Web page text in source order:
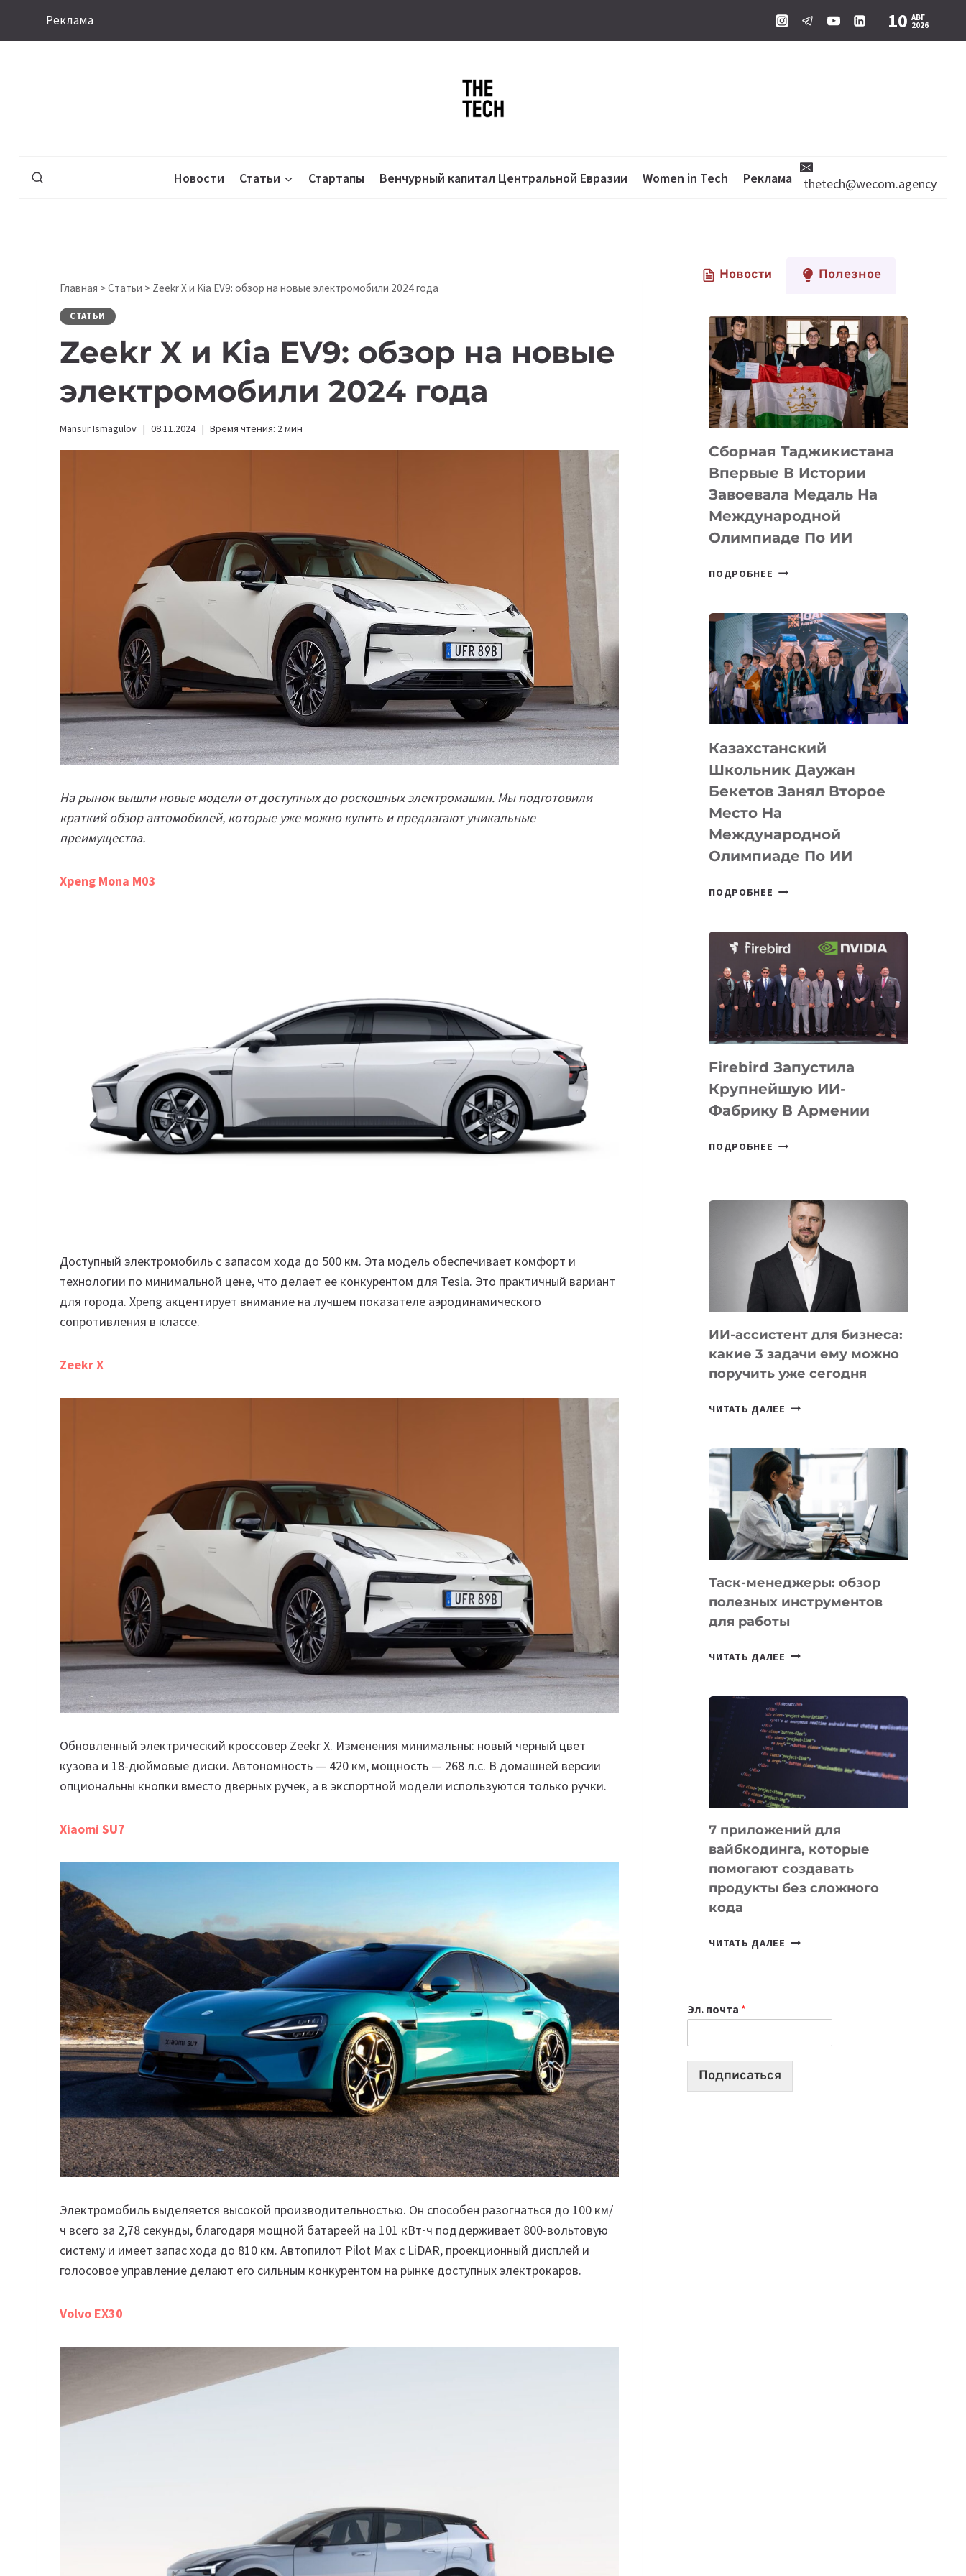
Реклама 10 АВГ
2026
Новости Статьи Стартапы Венчурный капитал Центральной Евразии Women in Tech Реклама thetech@wecom.agency
Главная >Статьи > Zeekr X и Kia EV9: обзор на новые электромобили 2024 года
СТАТЬИ
Zeekr X и Kia EV9: обзор на новые
электромобили 2024 года
Mansur Ismagulov 08.11.2024 Время чтения: 2мин
На рынок вышли новые модели от доступных до роскошных электромашин. Мы подготовили
краткий обзор автомобилей, которые уже можно купить и предлагают уникальные
преимущества.
Xpeng Mona M03
Доступный электромобиль с запасом хода до 500 км. Эта модель обеспечивает комфорт и
технологии по минимальной цене, что делает ее конкурентом для Tesla. Это практичный вариант
для города. Xpeng акцентирует внимание на лучшем показателе аэродинамического
сопротивления в классе.
Zeekr X
Обновленный электрический кроссовер Zeekr X. Изменения минимальны: новый черный цвет
кузова и 18-дюймовые диски. Автономность — 420 км, мощность — 268 л.с. В домашней версии
опциональны кнопки вместо дверных ручек, а в экспортной модели используются только ручки.
Xiaomi SU7
Электромобиль выделяется высокой производительностью. Он способен разогнаться до 100 км/
ч всего за 2,78 секунды, благодаря мощной батареей на 101 кВт⋅ч поддерживает 800-вольтовую
систему и имеет запас хода до 810 км. Автопилот Pilot Max с LiDAR, проекционный дисплей и
голосовое управление делают его сильным конкурентом на рынке доступных электрокаров.
Volvo EX30
Новости Полезное
Сборная Таджикистана
Впервые В Истории
Завоевала Медаль На
Международной
Олимпиаде По ИИ
ПОДРОБНЕЕ СБОРНАЯ
В
ИСТОРИИ
ЗАВОЕВАЛА
МЕДАЛЬ
НА
МЕЖДУНАРОДНОЙ
ПО
ИИ
Казахстанский
Школьник Даужан
Бекетов Занял Второе
Место На
Международной
Олимпиаде По ИИ
ПОДРОБНЕЕ КАЗАХСТАНСКИЙ
БЕКЕТОВ
ВТОРОЕ
МЕСТО
МЕЖДУНАРОДНОЙ
ПО
ИИ
Firebird Запустила
Крупнейшую ИИ-
Фабрику В Армении
ПОДРОБНЕЕ FIREBIRD
ФАБРИКУ
АРМЕНИИ
ИИ-ассистент для бизнеса:
какие 3 задачи ему можно
поручить уже сегодня
ЧИТАТЬ ДАЛЕЕ ИИ-
БИЗНЕСА:
КАКИЕ
3
ЗАДАЧИ
ЕМУ
МОЖНО
УЖЕ
СЕГОДНЯ
Таск-менеджеры: обзор
полезных инструментов
для работы
ЧИТАТЬ ДАЛЕЕ ТАСК-
ПОЛЕЗНЫХ
ИНСТРУМЕНТОВ
ДЛЯ
РАБОТЫ
7 приложений для
вайбкодинга, которые
помогают создавать
продукты без сложного
кода
ЧИТАТЬ ДАЛЕЕ
СОЗДАВАТЬ
ПРОДУКТЫ
Эл. почта *
Подписаться